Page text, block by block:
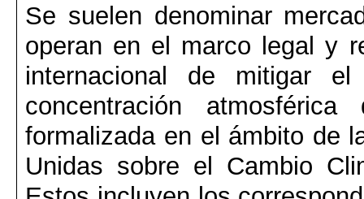
Se suelen denominar
operan en el marco legal y
internacional de mitigar
concentración
formalizada en el ámbito de
Unidas sobre el Cambio